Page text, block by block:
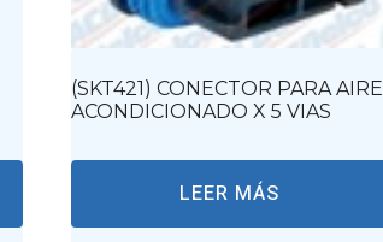
(SKT421) CONECTOR PARA AIRE
ACONDICIONADO X 5 VIAS
LEER MÁS